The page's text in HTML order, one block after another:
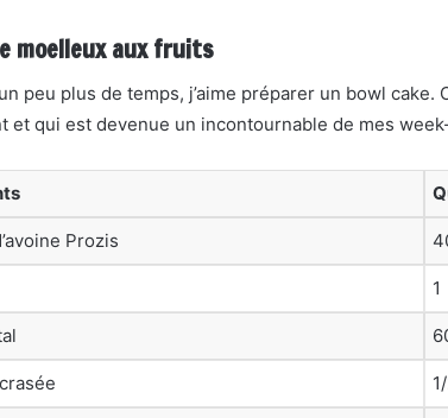
moelleux aux fruits
un peu plus de temps, j’aime préparer un bowl cake.
et qui est devenue un incontournable de mes
Prozis
1